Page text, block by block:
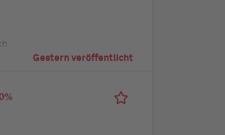
Gestern veröffentlicht